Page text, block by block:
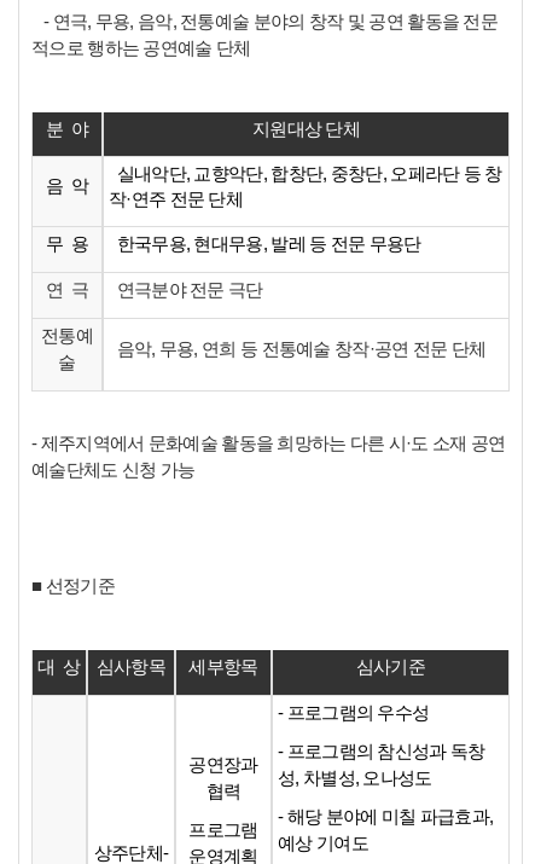
- 연극, 무용, 음악, 전통예술 분야의 창작 및 공연 활동을 전문
적으로 행하는 공연예술 단체
분 야 지원대상 단체
음 악
실내악단, 교향악단, 합창단, 중창단, 오페라단 등 창
작·연주 전문 단체
무 용 한국무용, 현대무용, 발레 등 전문 무용단
연 극 연극분야 전문 극단
전통예
술
음악, 무용, 연희 등 전통예술 창작·공연 전문 단체
- 제주지역에서 문화예술 활동을 희망하는 다른 시 ·도 소재 공연
예술단체도 신청 가능
■ 선정기준
대 상 심사항목 세부항목 심사기준
상주단체-
공연장과
협력
프로그램
운영계획
- 프로그램의 우수성
- 프로그램의 참신성과 독창
성, 차별성, 오나성도
- 해당 분야에 미칠 파급효과,
예상 기여도